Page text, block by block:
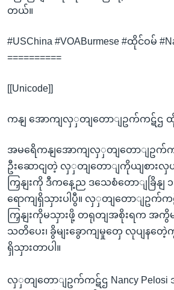
တယ်။
#USChina #VOABurmese #ထိုင်ဝမ်
==========
[[Unicode]]
ကနျ အောကျလှှတျတောျဥက်ကဋ်ဌ ထိုင
အမရေိကနျအောကျလှှတျတောျဥက်ကဋ်
ဦးဆောငျတဲ့ လှှတျတောျကိုယျစားလှ
ကြှနျးကို ဒီကနေ့ည ဒသေစံတောျခြိနျ ၁
ရောကျရှိသှားပါပွီ။ လှှတျတောျဥက်က
ကြှနျးကိုမသှားဖို့ တရုတျအစိုးရက အကွိမ
သတိပေး၊ ခွိမျးခွောကျမှုတှေ လုပျနတ
ရှိသှားတာပါ။
လှှတျတောျဥက်ကဋ်ဌ Nancy Pelosi အ